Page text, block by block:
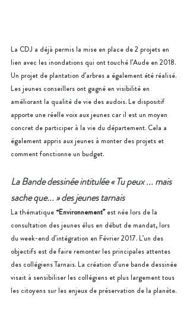
La CDJ a déjà permis la mise en place de 2 projets en
lien avec les inondations qui ont touché l’Aude en 2018.
Un projet de plantation d’arbres a également été réalisé.
Les jeunes conseillers ont gagné en visibilité en
améliorant la qualité de vie des audois. Le dispositif
apporte une réelle voix aux jeunes car il est un moyen
concret de participer à la vie du département. Cela a
également appris aux jeunes à monter des projets et
comment fonctionne un budget.
La Bande dessinée intitulée « Tu peux ... mais
sache que... » des jeunes tarnais
La thématique “Environnement” est née lors de la
consultation des jeunes élus en début de mandat, lors
du week-end d’intégration en Février 2017. L’un des
objectifs est de faire remonter les principales attentes
des collégiens Tarnais. La création d’une bande dessinée
visait à sensibiliser les collégiens et plus largement tous
les citoyens sur les enjeux de préservation de la planète.